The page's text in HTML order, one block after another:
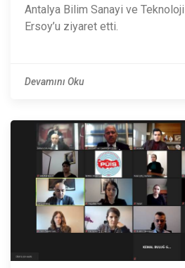
Antalya Bilim Sanayi ve
Ersoy’u ziyaret etti.
Devamını Oku